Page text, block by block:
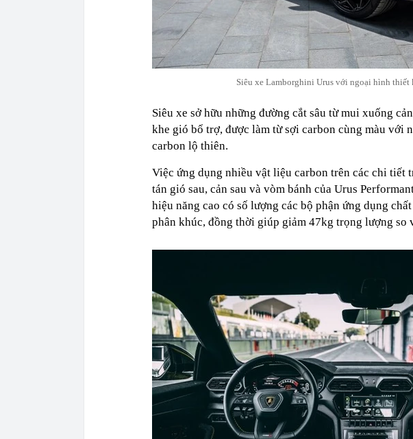
Siêu xe Lamborghini Urus với ngoại hình thiết
Siêu xe sở hữu những đường cắt sâu từ mui xuống
khe gió bổ trợ, được làm từ sợi carbon cùng màu với
carbon lộ thiên.
Việc ứng dụng nhiều vật liệu carbon trên các chi tiết
tán gió sau, cản sau và vòm bánh của Urus
hiệu năng cao có số lượng các bộ phận ứng dụng
phân khúc, đồng thời giúp giảm 47kg trọng lượng so